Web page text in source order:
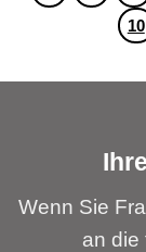
10
Wenn Sie
an die